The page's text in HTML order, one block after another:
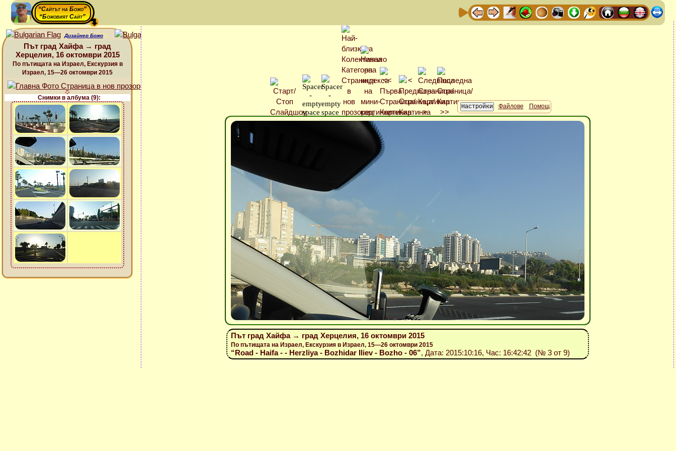
“Сайтът на Божо”
“Божовият Сайт”
Дизайнер Божо
Път град Хайфа → град
Херцелия, 16 октомври 2015
По пътищата на Израел, Екскурзия в
Израел, 15—26 октомври 2015
Снимки в албума (9):
Файлове
Помощ
Път град Хайфа → град Херцелия, 16 октомври 2015
По пътищата на Израел, Екскурзия в Израел, 15—26 октомври 2015
“Road - Haifa - - Herzliya - Bozhidar Iliev - Bozho - 06”, Дата: 2015:10:16, Час: 16:42:42 (№ 3 от 9)